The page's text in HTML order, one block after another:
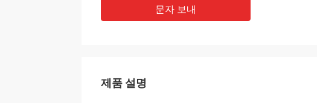
문자 보내
제품 설명